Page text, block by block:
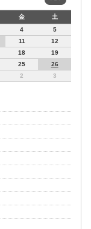
金
土
4
5
11
12
18
19
25
26
2 3